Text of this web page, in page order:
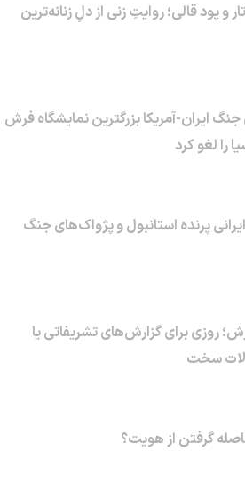
و پود قالی؛ روایتِ زنی از دلِ زنانه‌ترین
ایران-آمریکا بزرگترین نمایشگاه فرش
را لغو کرد
پرنده استانبول و پژواک‌های جنگ
روزی برای گزارش‌های تشریفاتی یا
سخت
گرفتن از هویت؟